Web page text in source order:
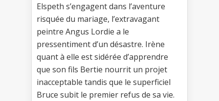
Elspeth s’engagent dans l’aventure
risquée du mariage, l’extravagant
peintre Angus Lordie a le
pressentiment d’un désastre. Irène
quant à elle est sidérée d’apprendre
que son fils Bertie nourrit un projet
inacceptable tandis que le superficiel
Bruce subit le premier refus de sa vie.